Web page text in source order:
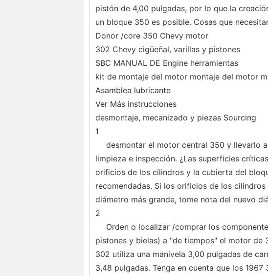
pistón de 4,00 pulgadas, por lo que la
un bloque 350 es posible. Cosas que
Donor /core 350 Chevy motor
302 Chevy cigüeñal, varillas y pistones
SBC MANUAL DE Engine herramientas
kit de montaje del motor montaje del motor
Asamblea lubricante
Ver Más instrucciones
desmontaje, mecanizado y piezas Sourcing
1
desmontar el motor central 350 y llevarlo
limpieza e inspección. ¿Las superficies
orificios de los cilindros y la cubierta del
recomendadas. Si los orificios de los
diámetro más grande, tome nota del nuevo
2
Orden o localizar /comprar los
pistones y bielas) a "de tiempos" el motor
302 utiliza una manivela 3,00 pulgadas de
3,48 pulgadas. Tenga en cuenta que los